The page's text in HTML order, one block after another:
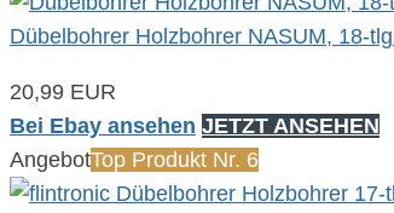
Dübelbohrer Holzbohrer NASUM, 18-
20,99 EUR
Bei Ebay ansehen JETZT ANSEHEN
AngebotTop Produkt Nr. 6